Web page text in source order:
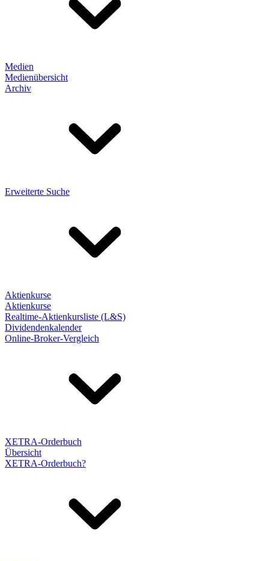
Medien
Medienübersicht
Archiv
Erweiterte Suche
Aktienkurse
Aktienkurse
Realtime-Aktienkursliste (L&S)
Dividendenkalender
Online-Broker-Vergleich
XETRA-Orderbuch
Übersicht
XETRA-Orderbuch?